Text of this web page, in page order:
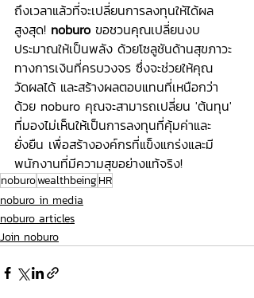
ถึงเวลาแล้วที่จะเปลี่ยนการลงทุนให้ได้ผล
สูงสุด! noburo ขอชวนคุณเปลี่ยนงบ
ประมาณให้เป็นพลัง ด้วยโซลูชันด้านสุขภาวะ
ทางการเงินที่ครบวงจร ซึ่งจะช่วยให้คุณ
วัดผลได้ และสร้างผลตอบแทนที่เหนือกว่า
ด้วย noburo คุณจะสามารถเปลี่ยน 'ต้นทุน'
ที่มองไม่เห็นให้เป็นการลงทุนที่คุ้มค่าและ
ยั่งยืน เพื่อสร้างองค์กรที่แข็งแกร่งและมี
พนักงานที่มีความสุขอย่างแท้จริง!
noburowealthbeingHR
noburo in media
noburo articles
Join noburo